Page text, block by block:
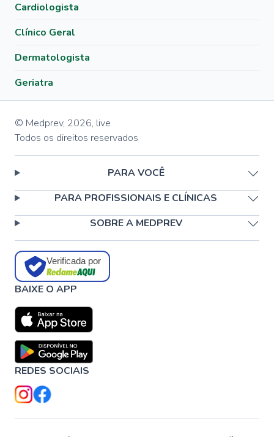
Cardiologista
Clínico Geral
Dermatologista
Geriatra
© Medprev, 2026, live
Todos os direitos reservados
PARA VOCÊ
PARA PROFISSIONAIS E CLÍNICAS
SOBRE A MEDPREV
Verificada por
BAIXE O APP
REDES SOCIAIS